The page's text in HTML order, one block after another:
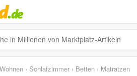
› Schlafzimmer › Betten › Matratzen